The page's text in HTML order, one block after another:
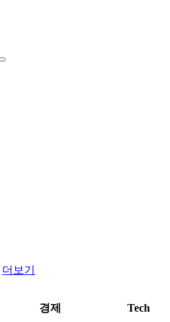
더보기
경제 Tech